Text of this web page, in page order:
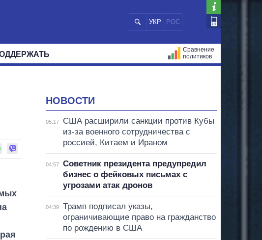
УКР РОС
Сравнение
политиков
НОВОСТИ
05:17
США расширили санкции против Кубы
из-за военного сотрудничества с
россией, Китаем и Ираном
04:57
Советник президента предупредил
бизнес о фейковых письмах с
угрозами атак дронов
04:39
Трамп подписал указы,
ограничивающие право на гражданство
по рождению в США